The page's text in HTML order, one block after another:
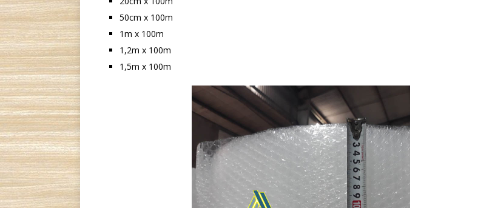
50cm x 100m
1m x 100m
1,2m x 100m
1,5m x 100m